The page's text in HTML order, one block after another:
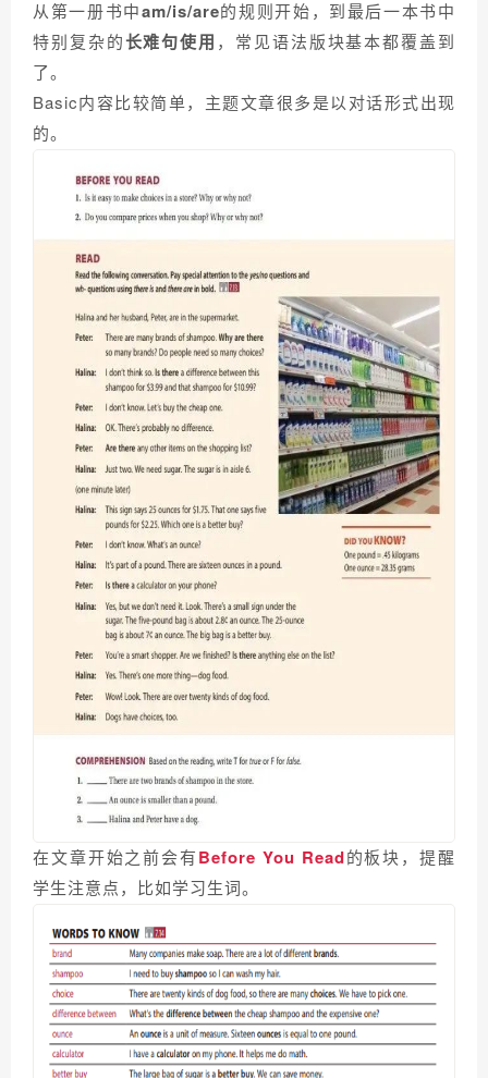
从第一册书中am/is/are的规则开始，到最后一本书中
特别复杂的长难句使用 ，常见语法版块基本都覆盖到
了。
Basic内容比较简单，主题文章很多是以对话形式出现
的。
在文章开始之前会有Before You Read的板块，提醒
学生注意点，比如学习生词。